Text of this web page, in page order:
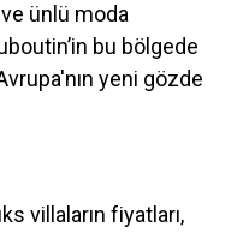
ünlü moda
bu bölgede
yeni gözde
villaların fiyatları,